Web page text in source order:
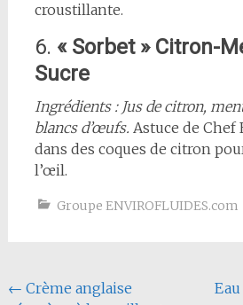
croustillante.
6. « Sorbet » Citron-
Sucre
Ingrédients : Jus de citron,
blancs d’œufs. Astuce de Chef
dans des coques de citron
l’œil.
Groupe ENVIROFLUIDES.com
Navigation
← Crème anglaise